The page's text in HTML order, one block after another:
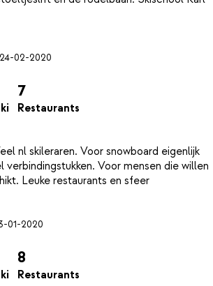
24-02-2020
7
Restaurants
nl skileraren. Voor snowboard eigenlijk
Voor mensen die willen
01-2020
8
Restaurants